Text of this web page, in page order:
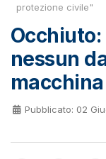
protezione civile"
nessun
Pubblicato: 02